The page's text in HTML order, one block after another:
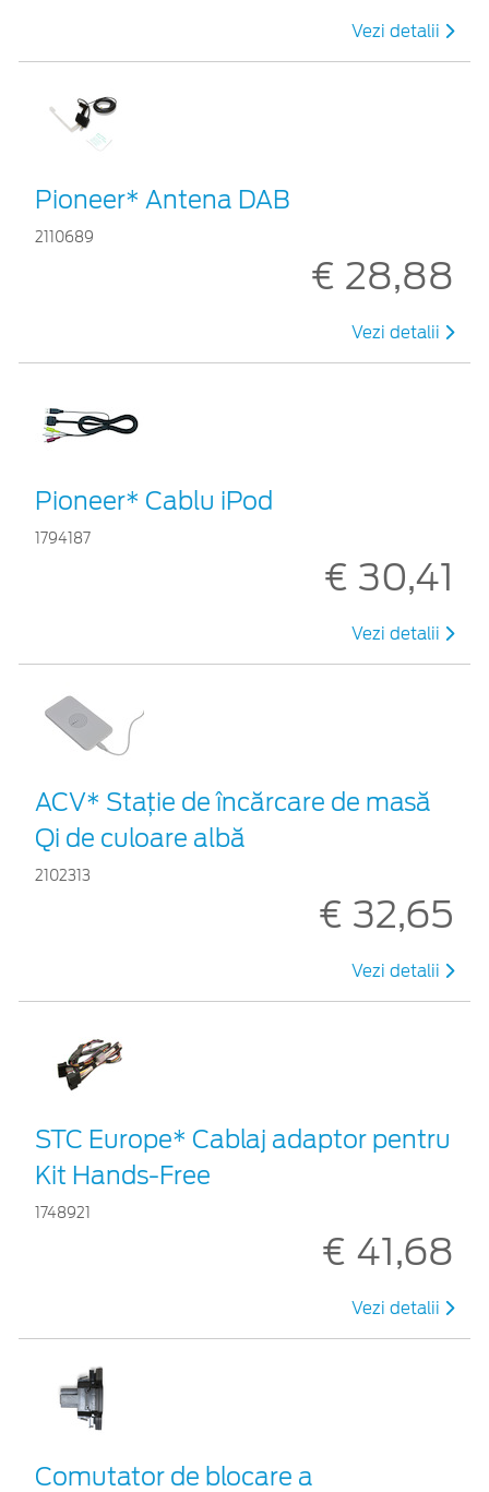
Vezi detalii
Pioneer* Antena DAB
2110689
€ 28,88
Vezi detalii
Pioneer* Cablu iPod
1794187
€ 30,41
Vezi detalii
ACV* Stație de încărcare de masă
Qi de culoare albă
2102313
€ 32,65
Vezi detalii
STC Europe* Cablaj adaptor pentru
Kit Hands-Free
1748921
€ 41,68
Vezi detalii
Comutator de blocare a